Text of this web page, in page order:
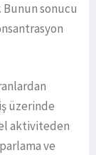
Bunun sonucu
üzerinde
aktiviteden
ve